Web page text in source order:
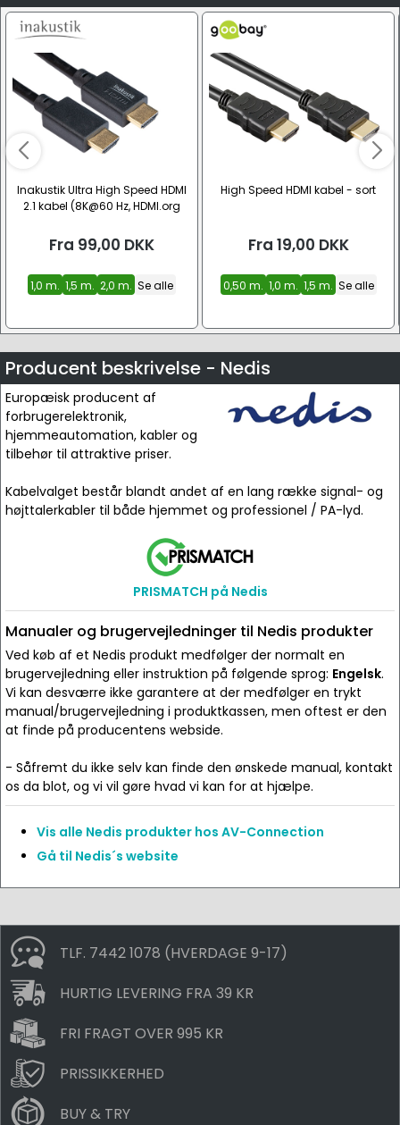
Inakustik Ultra High Speed HDMI
2.1 kabel (8K@60 Hz, HDMI.org
Fra 99,00 DKK
1,0 m. 1,5 m. 2,0 m. Se alle
High Speed HDMI kabel - sort
Fra 19,00 DKK
0,50 m. 1,0 m. 1,5 m. Se alle
Producent beskrivelse - Nedis
Europæisk producent af
forbrugerelektronik,
hjemmeautomation, kabler og
tilbehør til attraktive priser.
Kabelvalget består blandt andet af en lang række signal- og
højttalerkabler til både hjemmet og professionel / PA-lyd.
PRISMATCH på Nedis
Manualer og brugervejledninger til Nedis produkter
Ved køb af et Nedis produkt medfølger der normalt en
brugervejledning eller instruktion på følgende sprog: Engelsk.
Vi kan desværre ikke garantere at der medfølger en trykt
manual/brugervejledning i produktkassen, men oftest er den
at finde på producentens webside.
- Såfremt du ikke selv kan finde den ønskede manual, kontakt
os da blot, og vi vil gøre hvad vi kan for at hjælpe.
Vis alle Nedis produkter hos AV-Connection
Gå til Nedis´s website
TLF. 7442 1078 (HVERDAGE 9-17)
HURTIG LEVERING FRA 39 KR
FRI FRAGT OVER 995 KR
PRISSIKKERHED
BUY & TRY